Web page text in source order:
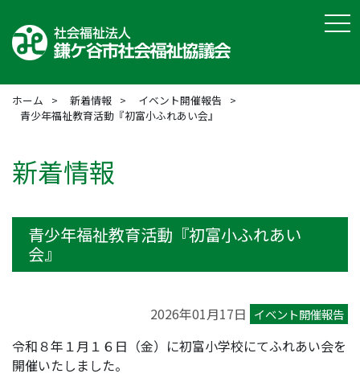
ホーム 新着情報
イベント開催報告
青少年福祉教育活動『初富小ふれあい会』
新着情報
青少年福祉教育活動『初富小ふれあい
会』
2026年01月17日 イベント開催報告
令和８年１月１６日（金）に初富小学校にてふれあい会を
開催いたしました。